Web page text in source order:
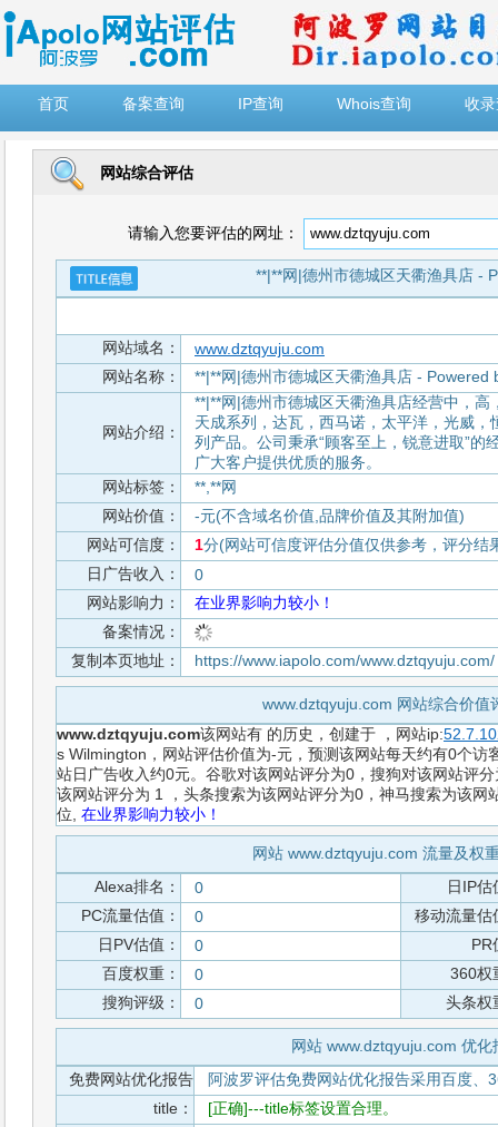
首页
备案查询 IP查询 Whois查询 收
网站综合评估
请输入您要评估的网址：
**|**网|德州市德城区天衢渔具店 -
网站域名：
www.dztqyuju.com
网站名称：
**|**网|德州市德城区天衢渔具店 - Powered
网站介绍：
**|**网|德州市德城区天衢渔具店经营中，
天成系列，达瓦，西马诺，太平洋，光威
列产品。公司秉承“顾客至上，锐意进取”的
广大客户提供优质的服务。
网站标签：
**,**网
网站价值：
-元(不含域名价值,品牌价值及其附加值)
网站可信度：
1分(网站可信度评估分值仅供参考，评分结
日广告收入：
0
网站影响力：
在业界影响力较小！
备案情况：
复制本页地址：
https://www.iapolo.com/www.dztqyuju.com/
www.dztqyuju.com 网站综合价值
www.dztqyuju.com该网站有 的历史，创建于 ，网站ip:
s Wilmington，网站评估价值为-元，预测该网站每天约有0个访
站日广告收入约0元。谷歌对该网站评分为0，搜狗对该网站评
该网站评分为 1 ，头条搜索为该网站评分为0，神马搜索为该
位, 在业界影响力较小！
网站 www.dztqyuju.com 流量及权
Alexa排名：
0
日IP估
PC流量估值：
0
移动流量估
日PV估值：
0
PR
百度权重：
0
360权
搜狗评级：
0 头条权
网站 www.dztqyuju.com 优化
免费网站优化报告
阿波罗评估免费网站优化报告采用百度、
title：
[正确]---title标签设置合理。